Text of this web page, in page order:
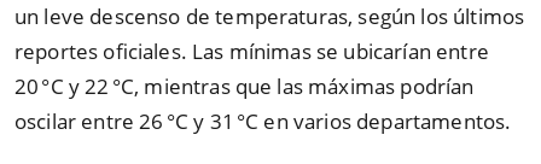
un leve descenso de temperaturas, según los últimos
reportes oficiales. Las mínimas se ubicarían entre
20 °C y 22 °C, mientras que las máximas podrían
oscilar entre 26 °C y 31 °C en varios departamentos.